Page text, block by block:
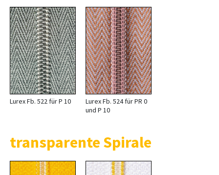
Lurex Fb. 522 für P 10
Lurex Fb. 524 für PR 0
und P 10
transparente Spirale